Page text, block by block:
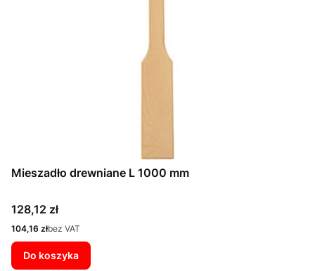
Mieszadło drewniane L 1000 mm
Cena
128,12 zł
Cena
104,16 złbez VAT
Do koszyka